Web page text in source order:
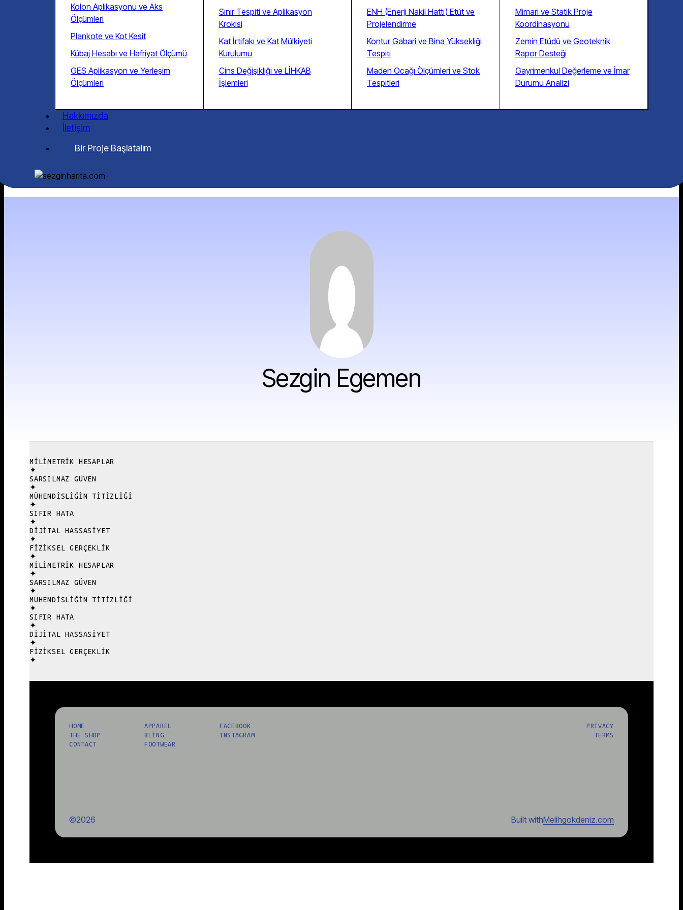
Kolon Aplikasyonu ve Aks
Ölçümleri
Plankote ve Kot Kesit
Kübaj Hesabı ve Hafriyat Ölçümü
GES Aplikasyon ve Yerleşim
Ölçümleri
Sınır Tespiti ve Aplikasyon
Krokisi
Kat İrtifakı ve Kat Mülkiyeti
Kurulumu
Cins Değişikliği ve LİHKAB
İşlemleri
ENH (Enerji Nakil Hattı) Etüt ve
Projelendirme
Kontur Gabari ve Bina Yüksekliği
Tespiti
Maden Ocağı Ölçümleri ve Stok
Tespitleri
Mimari ve Statik Proje
Koordinasyonu
Zemin Etüdü ve Geoteknik
Rapor Desteği
Gayrimenkul Değerleme ve İmar
Durumu Analizi
Hakkımızda
İletişim
Bir Proje Başlatalım
Sezgin Egemen
MILIMETRIK HESAPLAR
✦
SARSILMAZ GÜVEN
✦
MÜHENDISLIĞIN TITIZLIĞI
✦
SIFIR HATA
✦
DIJITAL HASSASIYET
✦
FIZIKSEL GERÇEKLIK
✦
MILIMETRIK HESAPLAR
✦
SARSILMAZ GÜVEN
✦
MÜHENDISLIĞIN TITIZLIĞI
✦
SIFIR HATA
✦
DIJITAL HASSASIYET
✦
FIZIKSEL GERÇEKLIK
✦
HOME
THE SHOP
CONTACT
APPAREL
BLING
FOOTWEAR
FACEBOOK
INSTAGRAM
PRIVACY
TERMS
©2026 Built withMelihgokdeniz.com